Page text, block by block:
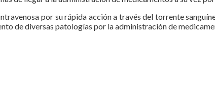
por su rápida acción a través del torrente
de diversas patologías por la administración de